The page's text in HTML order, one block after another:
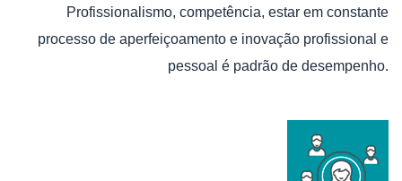
Profissionalismo, competência, estar em constante
processo de aperfeiçoamento e inovação profissional e
pessoal é padrão de desempenho.